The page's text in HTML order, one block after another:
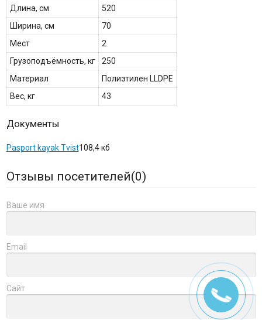
Длина, см
520
Ширина, см
70
Мест
2
Грузоподъёмность, кг
250
Материал
Полиэтилен LLDPE
Вес, кг
43
Документы
Pasport kayak Tvist108,4 кб
Отзывы посетителей(0)
Ваше имя
Email
Сайт